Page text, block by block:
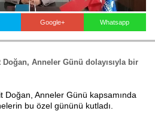
Google+ Whatsapp
Anneler Günü dolayısıyla bir
Doğan, Anneler Günü kapsamında
bu özel gününü kutladı.
İLETİŞİM